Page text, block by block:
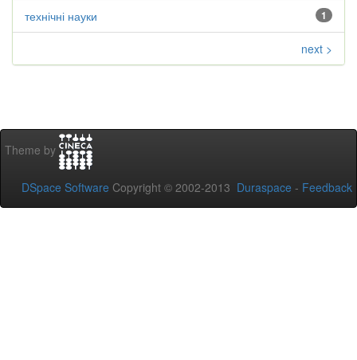
1
технічні науки
next >
Theme by
DSpace Software Copyright © 2002-2013 Duraspace - Feedback